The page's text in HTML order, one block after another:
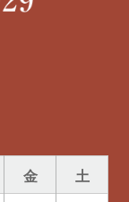
金 土